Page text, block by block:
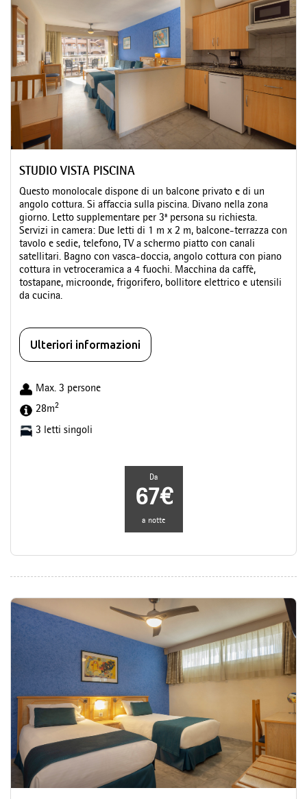
STUDIO VISTA PISCINA
Questo monolocale dispone di un balcone privato e di un
angolo cottura. Si affaccia sulla piscina. Divano nella zona
giorno. Letto supplementare per 3ª persona su richiesta.
Servizi in camera: Due letti di 1 m x 2 m, balcone-terrazza con
tavolo e sedie, telefono, TV a schermo piatto con canali
satellitari. Bagno con vasca-doccia, angolo cottura con piano
cottura in vetroceramica a 4 fuochi. Macchina da caffè,
tostapane, microonde, frigorifero, bollitore elettrico e utensili
da cucina.
Ulteriori informazioni
Max. 3 persone
28m2
3 letti singoli
Da
67€
a notte